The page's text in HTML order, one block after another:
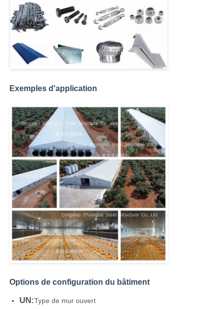
Exemples d'application
Options de configuration du bâtiment
UN:Type de mur ouvert